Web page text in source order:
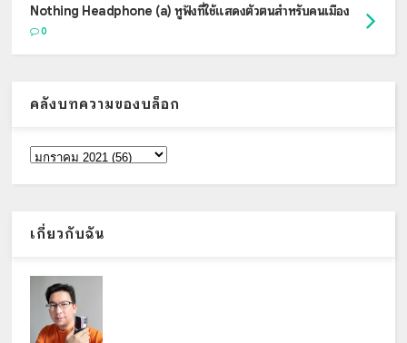
Nothing Headphone (a) หูฟังที่ใช้แสดงตัวตนสำหรับคนเมือง
0
คลังบทความของบล็อก
เกี่ยวกับฉัน